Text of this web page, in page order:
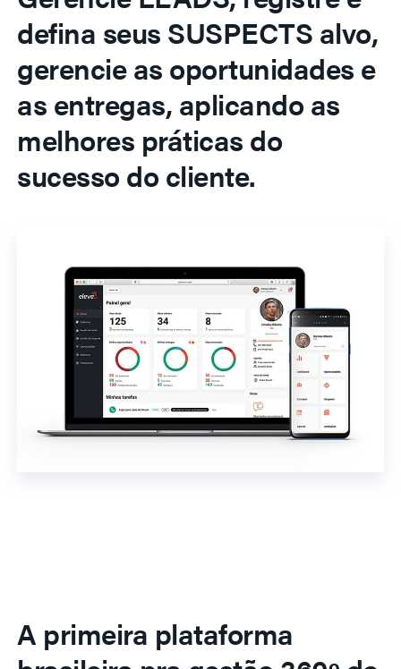
defina seus SUSPECTS alvo,
gerencie as oportunidades e
as entregas, aplicando as
melhores práticas do
sucesso do cliente.
A primeira plataforma